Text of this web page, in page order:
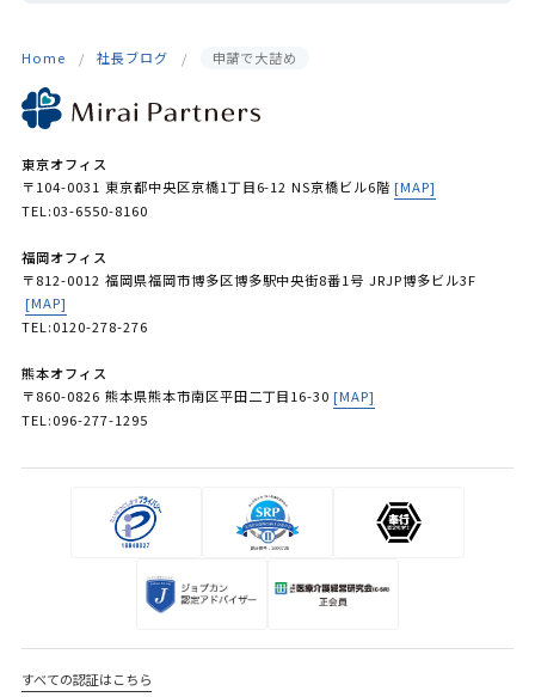
Home 社長ブログ 申請で大詰め
東京オフィス
〒104-0031 東京都中央区京橋1丁目6-12 NS京橋ビル6階 [MAP]
TEL:03-6550-8160
福岡オフィス
〒812-0012 福岡県福岡市博多区博多駅中央街8番1号 JRJP博多ビル3F
[MAP]
TEL:0120-278-276
熊本オフィス
〒860-0826 熊本県熊本市南区平田二丁目16-30 [MAP]
TEL:096-277-1295
すべての認証はこちら